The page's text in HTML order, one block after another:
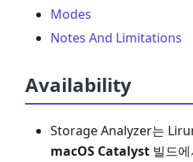
Modes
Notes And Limitations
Availability
Storage Analyzer는
macOS Catalyst 빌드